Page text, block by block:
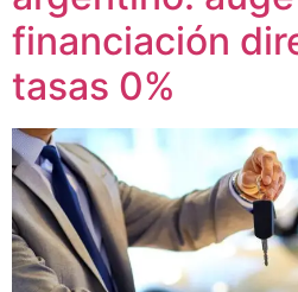
financiación
tasas 0%